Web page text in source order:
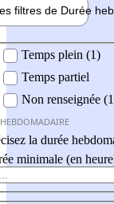
filtres de Durée
Temps plein (1)
Temps partiel
Non renseignée
la durée
minimale (en